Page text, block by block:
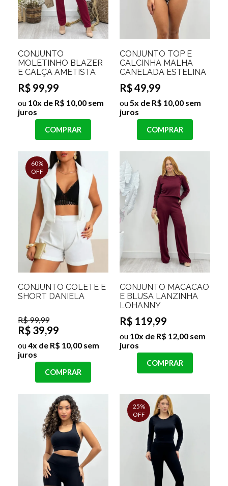
CONJUNTO
MOLETINHO BLAZER
E CALÇA AMETISTA
R$ 99,99
ou 10x de R$ 10,00 sem
juros
COMPRAR
CONJUNTO TOP E
CALCINHA MALHA
CANELADA ESTELINA
R$ 49,99
ou 5x de R$ 10,00 sem
juros
COMPRAR
60%
OFF
CONJUNTO COLETE E
SHORT DANIELA
R$ 99,99
R$ 39,99
ou4x de R$ 10,00 sem
juros
COMPRAR
CONJUNTO MACACÃO
E BLUSA LANZINHA
LOHANNY
R$ 119,99
ou 10x de R$ 12,00 sem
juros
COMPRAR
25%
OFF